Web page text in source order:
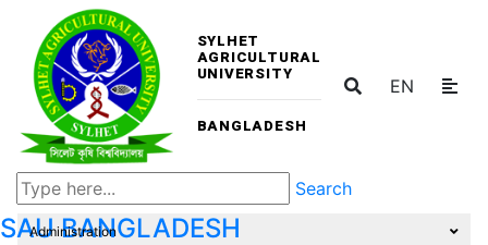
SYLHET
AGRICULTURAL
UNIVERSITY
BANGLADESH
EN
Search
SAUBANGLADESH
Administration